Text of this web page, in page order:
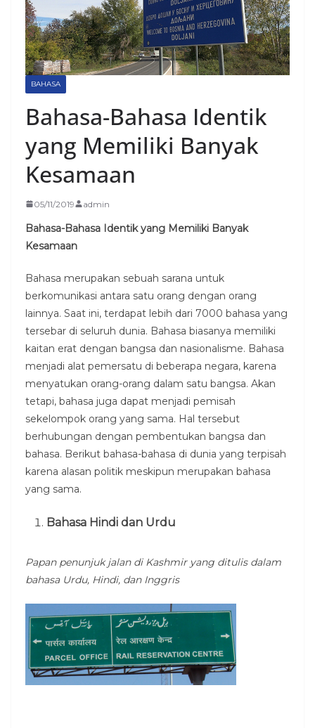
BAHASA
Bahasa-Bahasa Identik
yang Memiliki Banyak
Kesamaan
05/11/2019 admin
Bahasa-Bahasa Identik yang Memiliki Banyak
Kesamaan
Bahasa merupakan sebuah sarana untuk
berkomunikasi antara satu orang dengan orang
lainnya. Saat ini, terdapat lebih dari 7000 bahasa yang
tersebar di seluruh dunia. Bahasa biasanya memiliki
kaitan erat dengan bangsa dan nasionalisme. Bahasa
menjadi alat pemersatu di beberapa negara, karena
menyatukan orang-orang dalam satu bangsa. Akan
tetapi, bahasa juga dapat menjadi pemisah
sekelompok orang yang sama. Hal tersebut
berhubungan dengan pembentukan bangsa dan
bahasa. Berikut bahasa-bahasa di dunia yang terpisah
karena alasan politik meskipun merupakan bahasa
yang sama.
Bahasa Hindi dan Urdu
Papan penunjuk jalan di Kashmir yang ditulis dalam
bahasa Urdu, Hindi, dan Inggris